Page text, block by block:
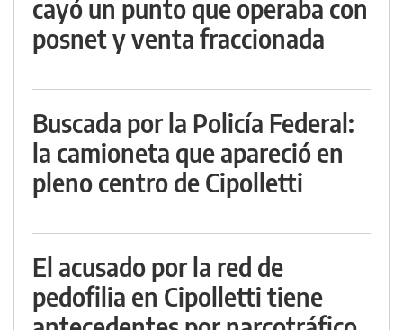
cayó un punto que operaba con
posnet y venta fraccionada
Buscada por la Policía Federal:
la camioneta que apareció en
pleno centro de Cipolletti
El acusado por la red de
pedofilia en Cipolletti tiene